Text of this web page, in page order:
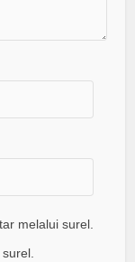
melalui surel.